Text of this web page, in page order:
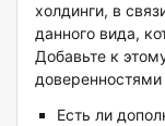
холдинги, в
данного вида,
Добавьте к
Есть ли